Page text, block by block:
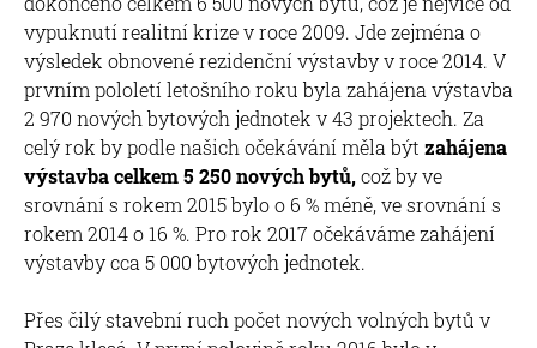
vypuknutí realitní krize v roce 2009. Jde zejména o
výsledek obnovené rezidenční výstavby v roce 2014. V
prvním pololetí letošního roku byla zahájena výstavba
2 970 nových bytových jednotek v 43 projektech. Za
celý rok by podle našich očekávání měla být zahájena
výstavba celkem 5 250 nových bytů,což by ve
srovnání s rokem 2015 bylo o 6 % méně, ve srovnání s
rokem 2014 o 16 %. Pro rok 2017 očekáváme zahájení
výstavby cca 5 000 bytových jednotek.
Přes čilý stavební ruch počet nových volných bytů v